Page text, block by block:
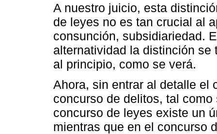
A nuestro juicio, esta
de leyes no es tan crucial al
consunción, subsidiariedad.
alternatividad la distinción se
al principio, como se verá.
Ahora, sin entrar al detalle el
concurso de delitos, tal
concurso de leyes existe un
mientras que en el concurso